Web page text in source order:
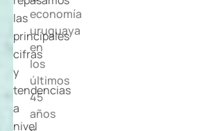
las
principales
cifras
y
tendencias
a
nivel
economía
uruguaya
en
los
últimos
45
años